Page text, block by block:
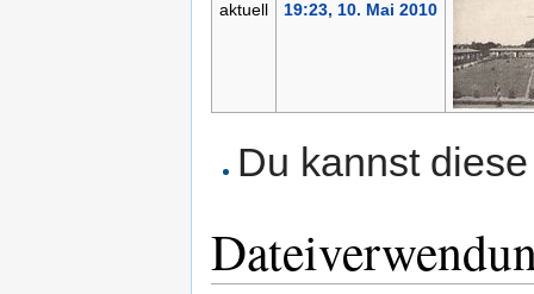
aktuell
19:23, 10. Mai 2010
Du kannst